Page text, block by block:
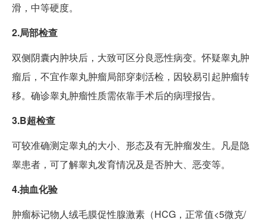
滑，中等硬度。
2.局部检查
双侧阴囊内肿块后，大致可区分良恶性病变。怀疑睾丸肿
瘤后，不宜作睾丸肿瘤局部穿刺活检，因较易引起肿瘤转
移。确诊睾丸肿瘤性质需依靠手术后的病理报告。
3.B超检查
可较准确测定睾丸的大小、形态及有无肿瘤发生。凡是隐
睾患者，可了解睾丸发育情况及是否肿大、恶变等。
4.抽血化验
肿瘤标记物人绒毛膜促性腺激素（HCG，正常值<5微克/